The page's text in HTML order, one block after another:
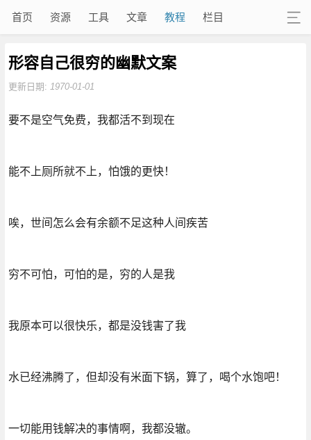
首页 资源 工具 文章 教程 栏目
形容自己很穷的幽默文案
更新日期: 1970-01-01
要不是空气免费，我都活不到现在
能不上厕所就不上，怕饿的更快！
唉，世间怎么会有余额不足这种人间疾苦
穷不可怕，可怕的是，穷的人是我
我原本可以很快乐，都是没钱害了我
水已经沸腾了，但却没有米面下锅，算了，喝个水饱吧！
一切能用钱解决的事情啊，我都没辙。